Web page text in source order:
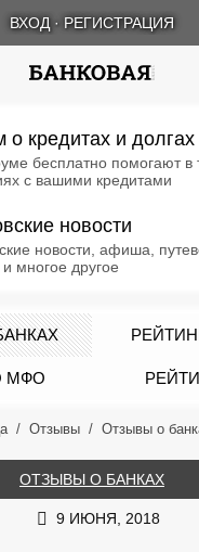
ВХОД · РЕГИСТРАЦИЯ
о кредитах и долгах
бесплатно помогают в
с вашими кредитами
новости
новости, афиша,
многое другое
МФО
Отзывы Отзывы о
ОТЗЫВЫ О БАНКАХ
9 ИЮНЯ, 2018